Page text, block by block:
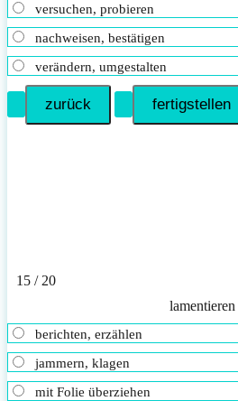
versuchen, probieren
nachweisen, bestätigen
verändern, umgestalten
15 / 20
lamentieren
berichten, erzählen
jammern, klagen
mit Folie überziehen